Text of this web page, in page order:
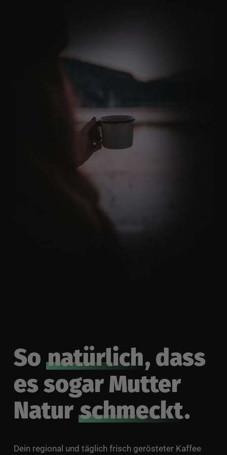
So natürlich, dass
es sogar Mutter
Natur schmeckt.
Dein regional und täglich frisch gerösteter Kaffee